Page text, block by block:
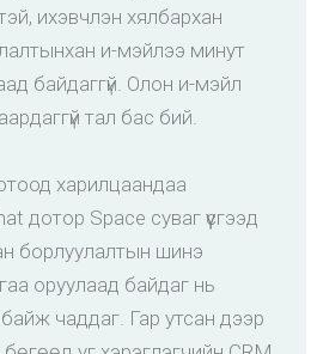
ихэвчлэн хялбархан
и-мэйлээ минут
байдаггүй. Олон и-мэйл
тал бас бий.
харилцаандаа
дотор Space суваг үүсгээд
борлуулалтын шинэ
оруулаад байдаг нь
чаддаг. Гар утсан дээр